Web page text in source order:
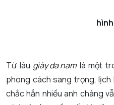
Từ lâu giày da namlà một
phong cách sang trọng, lịch
chắc hẳn nhiều anh chàng